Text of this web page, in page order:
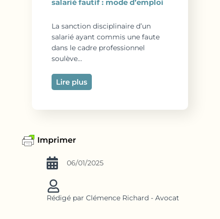
salarié fautif : mode d’emploi
La sanction disciplinaire d’un
salarié ayant commis une faute
dans le cadre professionnel
soulève…
Lire plus
Imprimer
06/01/2025
Rédigé par Clémence Richard - Avocat